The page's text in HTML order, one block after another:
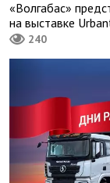
«Волгабас»
на выставке
240